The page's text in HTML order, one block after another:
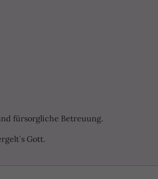
fürsorgliche Betreuung.
Gott.